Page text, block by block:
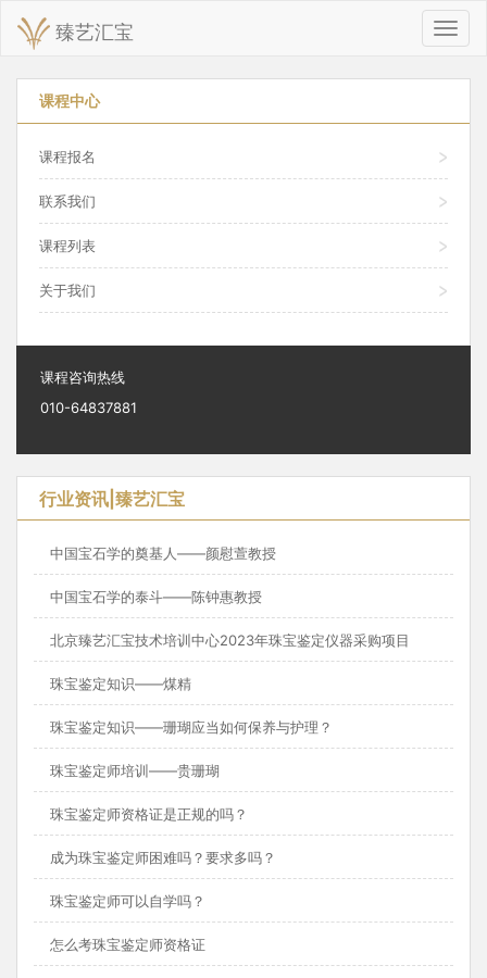
切
换
臻艺汇宝
课程中心
课程报名
联系我们
课程列表
关于我们
课程咨询热线
010-64837881
行业资讯|臻艺汇宝
中国宝石学的奠基人——颜慰萱教授
中国宝石学的泰斗——陈钟惠教授
北京臻艺汇宝技术培训中心2023年珠宝鉴定仪器采购项目
珠宝鉴定知识——煤精
珠宝鉴定知识——珊瑚应当如何保养与护理？
珠宝鉴定师培训——贵珊瑚
珠宝鉴定师资格证是正规的吗？
成为珠宝鉴定师困难吗？要求多吗？
珠宝鉴定师可以自学吗？
怎么考珠宝鉴定师资格证